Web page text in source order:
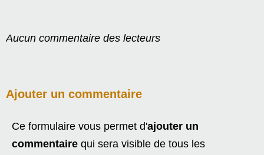
Aucun commentaire des lecteurs
Ajouter un commentaire
Ce formulaire vous permet d'ajouter un
commentaire qui sera visible de tous les